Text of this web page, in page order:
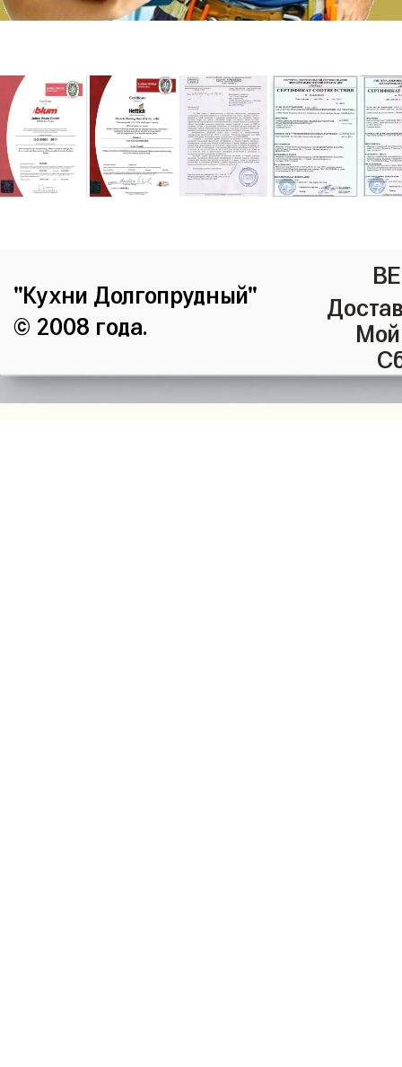
"Кухни Долгопрудный"
© 2008 года.